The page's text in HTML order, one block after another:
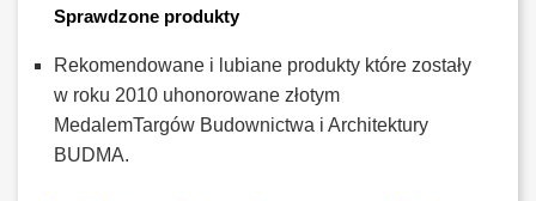
Sprawdzone produkty
Rekomendowane i lubiane produkty które zostały
w roku 2010 uhonorowane złotym
MedalemTargów Budownictwa i Architektury
BUDMA.